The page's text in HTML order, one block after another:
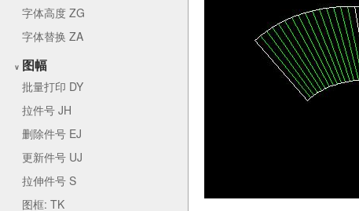
字体高度 ZG
字体替换 ZA
∨ 图幅
批量打印 DY
拉件号 JH
删除件号 EJ
更新件号 UJ
拉伸件号 S
图框: TK